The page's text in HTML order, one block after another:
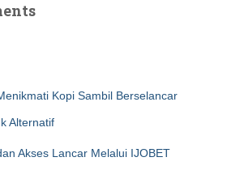
Kopi Sambil Berselancar
Alternatif
Akses Lancar Melalui IJOBET